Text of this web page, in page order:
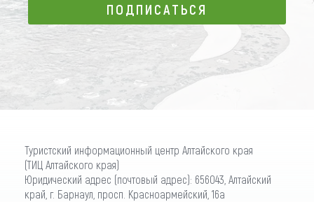
ПОДПИСАТЬСЯ
ПОДПИСАТЬСЯ
Туристский информационный центр Алтайского края
(ТИЦ Алтайского края)
Юридический адрес (почтовый адрес): 656043, Алтайский
край, г. Барнаул, просп. Красноармейский, 16а